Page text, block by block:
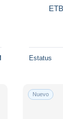
Estatus
Nuevo